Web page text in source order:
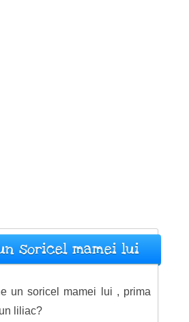
soricel mamei lui
un soricel mamei lui , prima
liliac?